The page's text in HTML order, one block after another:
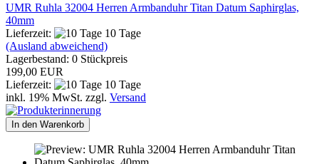
UMR Ruhla 32004 Herren Armbanduhr Titan Datum Saphirglas,
40mm
Lieferzeit:
10 Tage
(Ausland abweichend)
Lagerbestand: 0 Stückpreis
199,00 EUR
Lieferzeit:
10 Tage
inkl. 19% MwSt. zzgl. Versand
In den Warenkorb